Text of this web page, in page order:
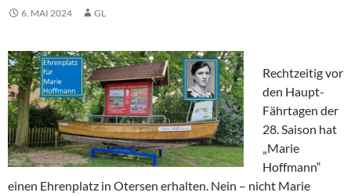
6. MAI 2024 GL
Rechtzeitig vor
den Haupt-
Fährtagen der
28. Saison hat
„Marie
Hoffmann“
einen Ehrenplatz in Otersen erhalten. Nein – nicht Marie